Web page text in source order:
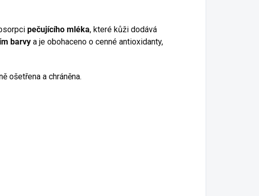
pečujícího mléka, které kůži dodává
barvy a je obohaceno o cenné antioxidanty,
ošetřena a chráněna.